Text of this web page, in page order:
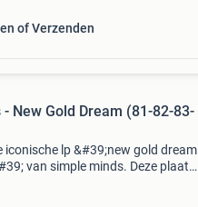
of Verzenden
New Gold Dream (81-82-83-
iconische lp &#39;new gold dream
van simple minds. Deze plaat